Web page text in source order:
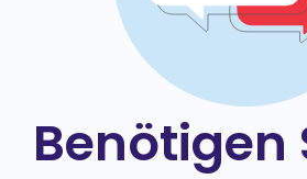
Benötigen